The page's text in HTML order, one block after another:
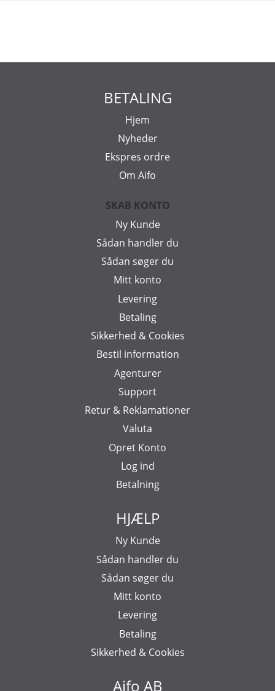
Aifo AB
BETALING
Hjem
Nyheder
Ekspres ordre
Om Aifo
SKAB KONTO
Ny Kunde
Sådan handler du
Sådan søger du
Mitt konto
Levering
Betaling
Sikkerhed & Cookies
Bestil information
Agenturer
Support
Retur & Reklamationer
Valuta
Opret Konto
Log ind
Betalning
HJÆLP
Ny Kunde
Sådan handler du
Sådan søger du
Mitt konto
Levering
Betaling
Sikkerhed & Cookies